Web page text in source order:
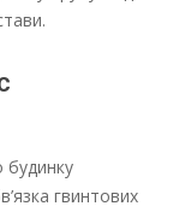
будинку
гвинтових